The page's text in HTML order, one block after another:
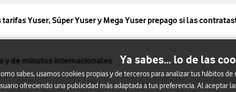
Yuser, Súper Yuser y Mega Yuser prepago si las
y de minutos internacionales Ya sabes... lo de las
sabes, usamos cookies propias y de terceros para analizar tus hábitos
ofreciendo una publicidad más adaptada a tus preferencia. Al aceptar